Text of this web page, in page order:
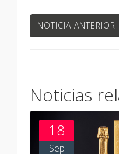
NOTICIA ANTERIOR
Noticias
18
Sep